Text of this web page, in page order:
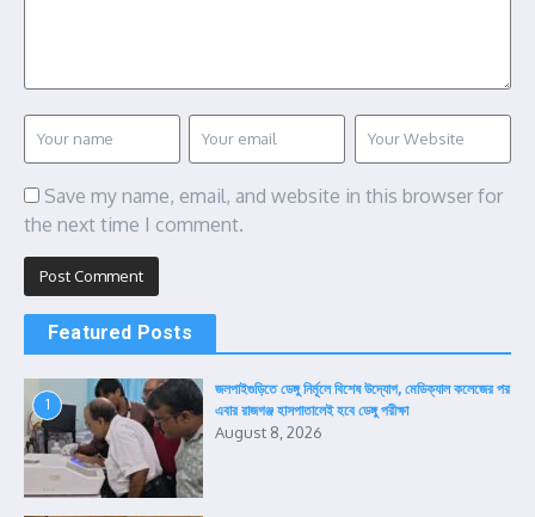
Save my name, email, and website in this browser for
the next time I comment.
Featured Posts
1
জলপাইগুড়িতে ডেঙ্গু নির্মূলে বিশেষ উদ্যোগ, মেডিক্যাল কলেজের পর
এবার রাজগঞ্জ হাসপাতালেই হবে ডেঙ্গু পরীক্ষা
August 8, 2026